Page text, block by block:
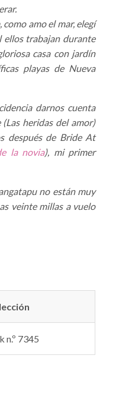
amo el mar, elegí
ellos trabajan durante
casa con jardín
playas de Nueva
darnos cuenta
heridas del amor)
después de Bride At
la novia), mi primer
no están muy
veinte millas a vuelo
n.º 7345